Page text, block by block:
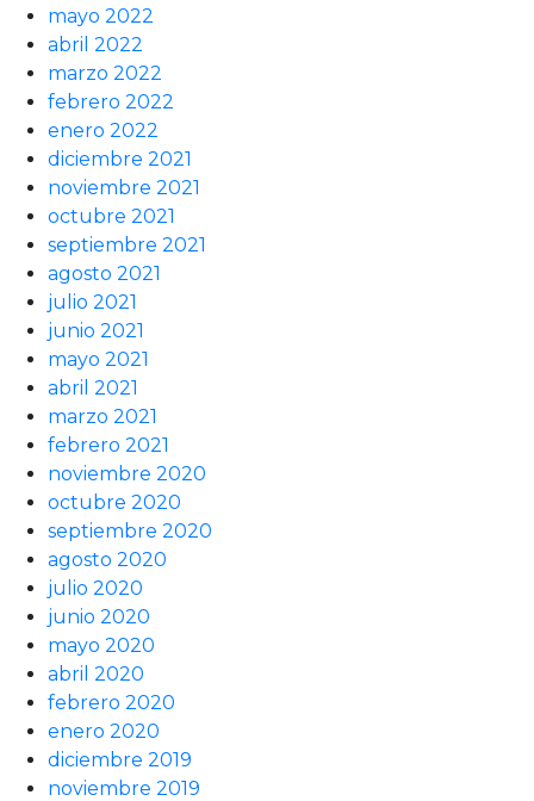
mayo 2022
abril 2022
marzo 2022
febrero 2022
enero 2022
diciembre 2021
noviembre 2021
octubre 2021
septiembre 2021
agosto 2021
julio 2021
junio 2021
mayo 2021
abril 2021
marzo 2021
febrero 2021
noviembre 2020
octubre 2020
septiembre 2020
agosto 2020
julio 2020
junio 2020
mayo 2020
abril 2020
febrero 2020
enero 2020
diciembre 2019
noviembre 2019